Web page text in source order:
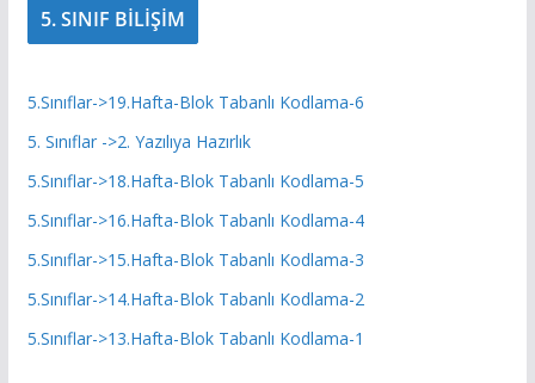
5. SINIF BİLİŞİM
5.Sınıflar->19.Hafta-Blok Tabanlı Kodlama-6
5. Sınıflar ->2. Yazılıya Hazırlık
5.Sınıflar->18.Hafta-Blok Tabanlı Kodlama-5
5.Sınıflar->16.Hafta-Blok Tabanlı Kodlama-4
5.Sınıflar->15.Hafta-Blok Tabanlı Kodlama-3
5.Sınıflar->14.Hafta-Blok Tabanlı Kodlama-2
5.Sınıflar->13.Hafta-Blok Tabanlı Kodlama-1